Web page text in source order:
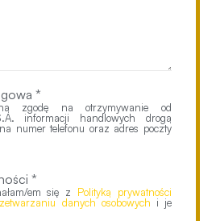
*
zgodę na otrzymywanie od
informacji handlowych drogą
numer telefonu oraz adres poczty
*
em się z Polityką prywatności
danych osobowych i je